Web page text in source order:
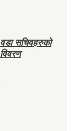
वडा सचिवहरुको
विवरण